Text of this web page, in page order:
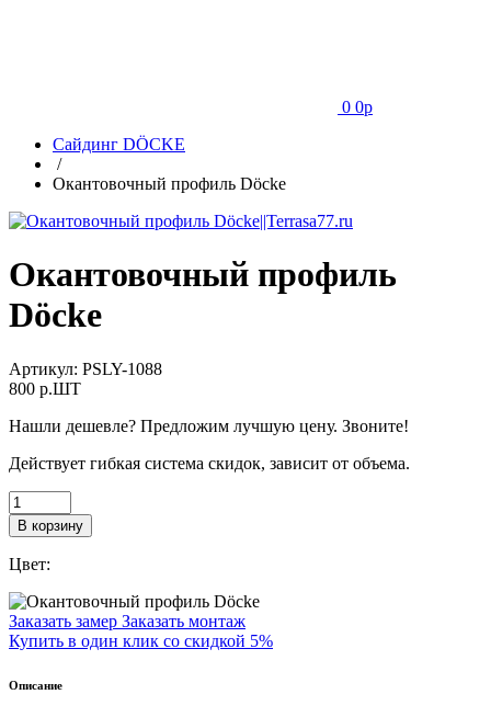
0 0p
Сайдинг DÖCKE
/
Окантовочный профиль Döcke
Окантовочный профиль
Döcke
Артикул: PSLY-1088
800 p.ШТ
Нашли дешевле? Предложим лучшую цену. Звоните!
Действует гибкая система скидок, зависит от объема.
В корзину
Цвет:
Заказать замер Заказать монтаж
Купить в один клик со скидкой 5%
Описание